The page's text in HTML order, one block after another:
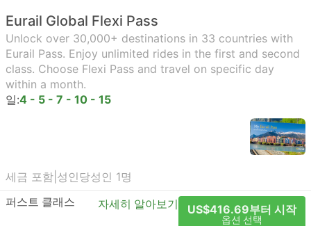
Eurail Global Flexi Pass
Unlock over 30,000+ destinations in 33 countries with
Eurail Pass. Enjoy unlimited rides in the first and second
class. Choose Flexi Pass and travel on specific day
within a month.
일:4 - 5 - 7 - 10 - 15
세금 포함 성인당성인 1명
퍼스트 클래스
자세히 알아보기 US$416.69부터 시작
옵션 선택